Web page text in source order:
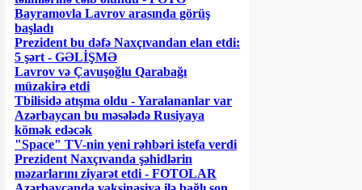
Bayramovla Lavrov arasında görüş
başladı
Prezident bu dəfə Naxçıvandan elan etdi:
5 şərt - GƏLİŞMƏ
Lavrov və Çavuşoğlu Qarabağı
müzakirə etdi
Tbilisidə atışma oldu - Yaralananlar var
Azərbaycan bu məsələdə Rusiyaya
kömək edəcək
"Space" TV-nin yeni rəhbəri istefa verdi
Prezident Naxçıvanda şəhidlərin
məzarlarını ziyarət etdi - FOTOLAR